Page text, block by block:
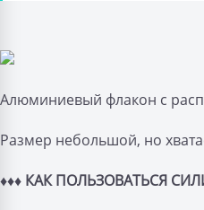
Алюминиевый флакон с
Размер небольшой, но
♦♦♦ КАК ПОЛЬЗОВАТЬСЯ